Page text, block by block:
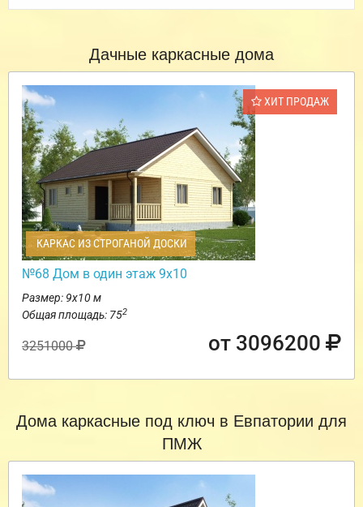
Дачные каркасные дома
ХИТ ПРОДАЖ
КАРКАС ИЗ СТРОГАНОЙ ДОСКИ
№68 Дом в один этаж 9х10
Размер: 9х10 м
Общая площадь: 752
3251000 от 3096200
Дома каркасные под ключ в Евпатории для
ПМЖ